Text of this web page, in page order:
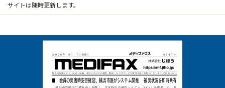
サイトは随時更新します。